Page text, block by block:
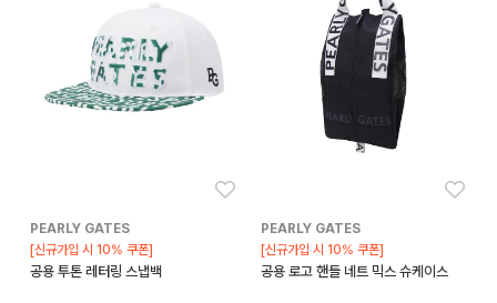
PEARLY GATES
[신규가입 시 10% 쿠폰]
공용 투톤 레터링 스냅백
PEARLY GATES
[신규가입 시 10% 쿠폰]
공용 로고 핸들 네트 믹스 슈케이스